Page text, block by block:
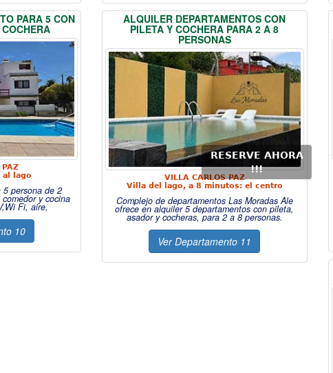
PARA 5 CON
PAZ
al lago
5 persona de 2
y cocina
Fi, aire,
10
ALQUILER DEPARTAMENTOS CON
PILETA Y COCHERA PARA 2 A 8
PERSONAS
RESERVE AHORA
!!!
VILLA CARLOS PAZ
Villa del lago, a 8 minutos: el centro
Complejo de departamentos Las Moradas Ale
ofrece en alquiler 5 departamentos con pileta,
asador y cocheras, para 2 a 8 personas.
Ver Departamento 11